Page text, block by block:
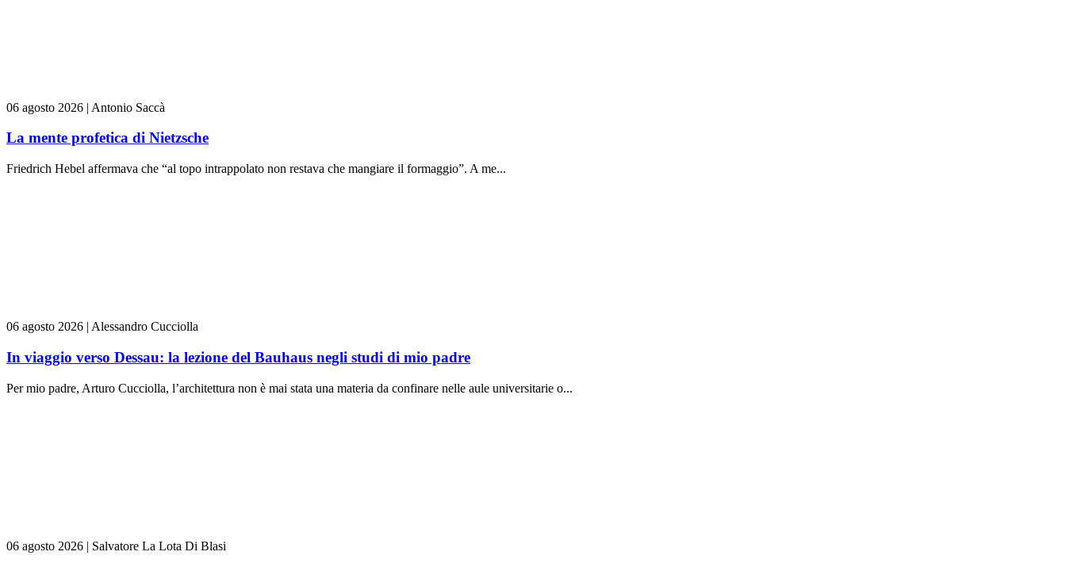
06 agosto 2026 | Antonio Saccà
La mente profetica di Nietzsche
Friedrich Hebel affermava che “al topo intrappolato non restava che mangiare il formaggio”. A me...
06 agosto 2026 | Alessandro Cucciolla
In viaggio verso Dessau: la lezione del Bauhaus negli studi di mio padre
Per mio padre, Arturo Cucciolla, l’architettura non è mai stata una materia da confinare nelle aule universitarie o...
06 agosto 2026 | Salvatore La Lota Di Blasi